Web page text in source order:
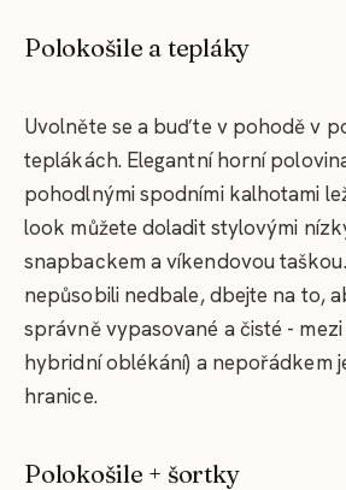
Polokošile a tepláky
Uvolněte se a buďte v pohodě v
teplákách. Elegantní horní
pohodlnými spodními kalhotami
look můžete doladit stylovými
snapbackem a víkendovou
nepůsobili nedbale, dbejte na to,
správně vypasované a čisté -
hybridní oblékání) a nepořádkem
hranice.
Polokošile + šortky